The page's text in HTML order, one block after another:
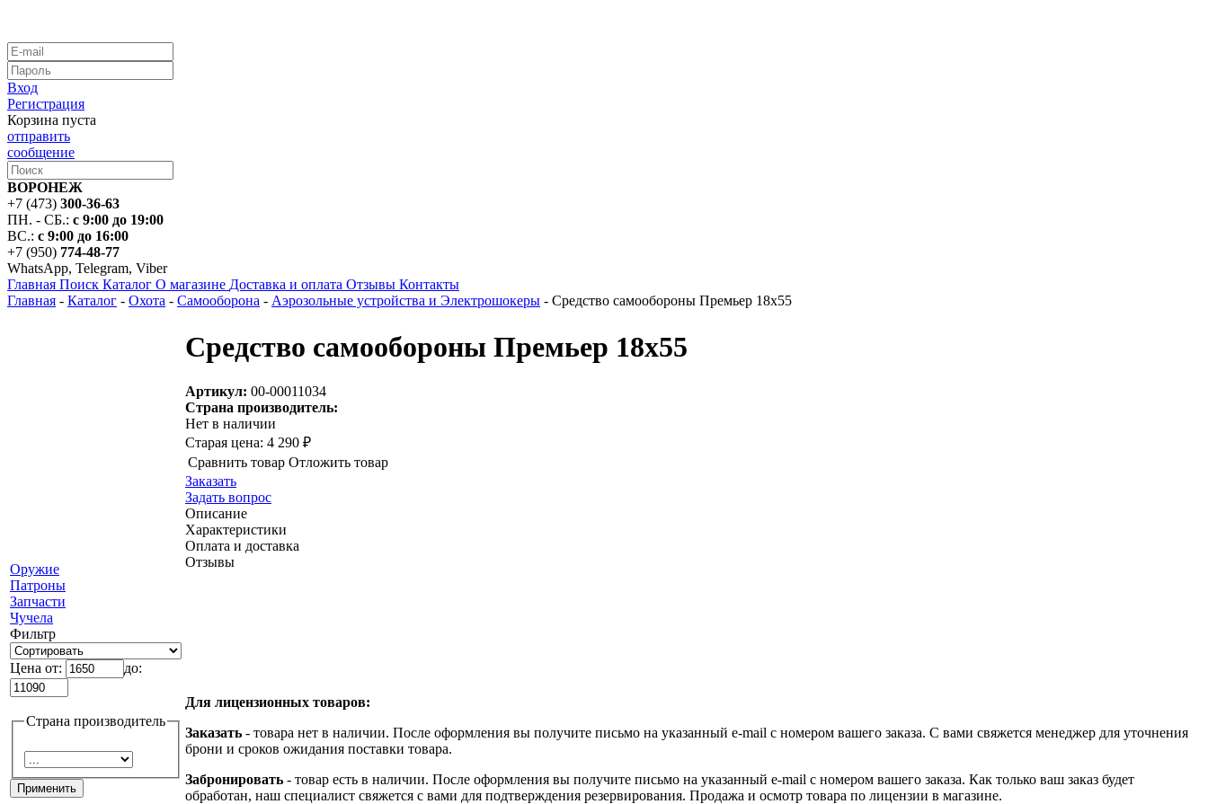
Вход
Регистрация
Корзина пуста
отправить
сообщение
ВОРОНЕЖ
+7 (473) 300-36-63
ПН. - СБ.: с 9:00 до 19:00
ВС.: с 9:00 до 16:00
+7 (950) 774-48-77
WhatsApp, Telegram, Viber
Главная Поиск Каталог О магазине Доставка и оплата Отзывы Контакты
Главная - Каталог - Охота - Самооборона - Аэрозольные устройства и Электрошокеры - Средство самообороны Премьер 18х55
Оружие
Патроны
Запчасти
Чучела
Фильтр
Цена от: до:
Страна производитель
Средство самообороны Премьер 18х55
Артикул: 00-00011034
Страна производитель:
Нет в наличии
Старая цена: 4 290 ₽
Сравнить товар Отложить товар
Заказать
Задать вопрос
Описание
Характеристики
Оплата и доставка
Отзывы
Для лицензионных товаров:
Заказать - товара нет в наличии. После оформления вы получите письмо на указанный e-mail с номером вашего заказа. С вами свяжется менеджер для уточнения
брони и сроков ожидания поставки товара.
Забронировать - товар есть в наличии. После оформления вы получите письмо на указанный e-mail с номером вашего заказа. Как только ваш заказ будет
обработан, наш специалист свяжется с вами для подтверждения резервирования. Продажа и осмотр товара по лицензии в магазине.